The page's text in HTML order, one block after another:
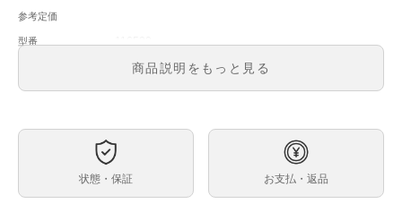
参考定価
型番
メンズ
文字盤 白文字盤
40mm
ケース素材
商品説明をもっと見る
状態・保証 お支払・返品